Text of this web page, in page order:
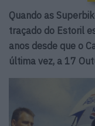
Quando as
traçado do Estoril
anos desde que o
última vez, a 17